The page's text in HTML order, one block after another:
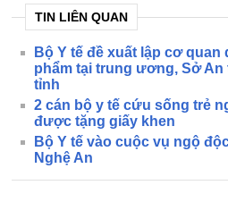
TIN LIÊN QUAN
Bộ Y tế đề xuất lập cơ
phẩm tại trung ương, Sở
tỉnh
2 cán bộ y tế cứu sống trẻ
được tặng giấy khen
Bộ Y tế vào cuộc vụ ngộ
Nghệ An